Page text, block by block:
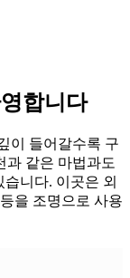
합니다
이 들어갈수록 구
과 같은 마법과도
니다. 이곳은 외
을 조명으로 사용